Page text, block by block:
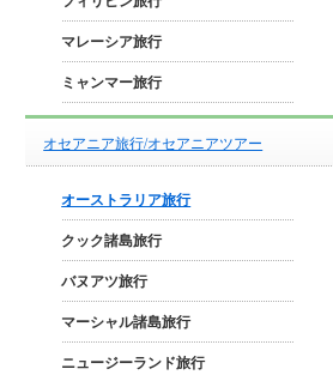
マレーシア旅行
ミャンマー旅行
オセアニア旅行/オセアニアツアー
オーストラリア旅行
クック諸島旅行
バヌアツ旅行
マーシャル諸島旅行
ニュージーランド旅行